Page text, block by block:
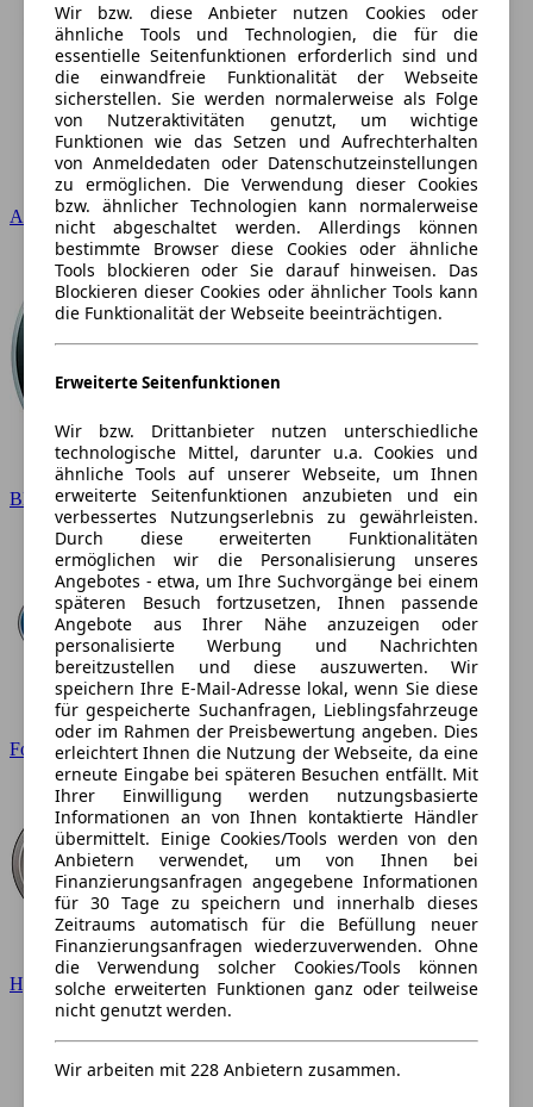
Audi
BMW
Ford
Hyundai
Wir bzw. diese Anbieter nutzen Cookies oder
ähnliche Tools und Technologien, die für die
essentielle Seitenfunktionen erforderlich sind und
die einwandfreie Funktionalität der Webseite
sicherstellen. Sie werden normalerweise als Folge
von Nutzeraktivitäten genutzt, um wichtige
Funktionen wie das Setzen und Aufrechterhalten
von Anmeldedaten oder Datenschutzeinstellungen
zu ermöglichen. Die Verwendung dieser Cookies
bzw. ähnlicher Technologien kann normalerweise
nicht abgeschaltet werden. Allerdings können
bestimmte Browser diese Cookies oder ähnliche
Tools blockieren oder Sie darauf hinweisen. Das
Blockieren dieser Cookies oder ähnlicher Tools kann
die Funktionalität der Webseite beeinträchtigen.
Erweiterte Seitenfunktionen
Wir bzw. Drittanbieter nutzen unterschiedliche
technologische Mittel, darunter u.a. Cookies und
ähnliche Tools auf unserer Webseite, um Ihnen
erweiterte Seitenfunktionen anzubieten und ein
verbessertes Nutzungserlebnis zu gewährleisten.
Durch diese erweiterten Funktionalitäten
ermöglichen wir die Personalisierung unseres
Angebotes - etwa, um Ihre Suchvorgänge bei einem
späteren Besuch fortzusetzen, Ihnen passende
Angebote aus Ihrer Nähe anzuzeigen oder
personalisierte Werbung und Nachrichten
bereitzustellen und diese auszuwerten. Wir
speichern Ihre E-Mail-Adresse lokal, wenn Sie diese
für gespeicherte Suchanfragen, Lieblingsfahrzeuge
oder im Rahmen der Preisbewertung angeben. Dies
erleichtert Ihnen die Nutzung der Webseite, da eine
erneute Eingabe bei späteren Besuchen entfällt. Mit
Ihrer Einwilligung werden nutzungsbasierte
Informationen an von Ihnen kontaktierte Händler
übermittelt. Einige Cookies/Tools werden von den
Anbietern verwendet, um von Ihnen bei
Finanzierungsanfragen angegebene Informationen
für 30 Tage zu speichern und innerhalb dieses
Zeitraums automatisch für die Befüllung neuer
Finanzierungsanfragen wiederzuverwenden. Ohne
die Verwendung solcher Cookies/Tools können
solche erweiterten Funktionen ganz oder teilweise
nicht genutzt werden.
Wir arbeiten mit 228 Anbietern zusammen.